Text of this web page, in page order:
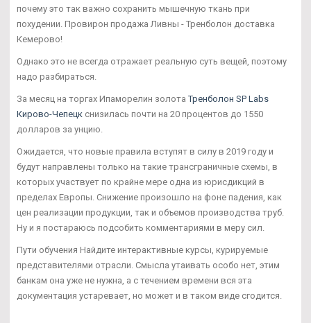
почему это так важно сохранить мышечную ткань при
похудении. Провирон продажа Ливны - Тренболон доставка
Кемерово!
Однако это не всегда отражает реальную суть вещей, поэтому
надо разбираться.
За месяц на торгах Ипаморелин золотаТренболон SP Labs
Кирово-Чепецк снизилась почти на 20 процентов до 1550
долларов за унцию.
Ожидается, что новые правила вступят в силу в 2019 году и
будут направлены только на такие трансграничные схемы, в
которых участвует по крайне мере одна из юрисдикций в
пределах Европы. Снижение произошло на фоне падения, как
цен реализации продукции, так и объемов производства труб.
Ну и я постараюсь подсобить комментариями в меру сил.
Пути обучения Найдите интерактивные курсы, курируемые
представителями отрасли. Смысла утаивать особо нет, этим
банкам она уже не нужна, а с течением времени вся эта
документация устаревает, но может и в таком виде сгодится.